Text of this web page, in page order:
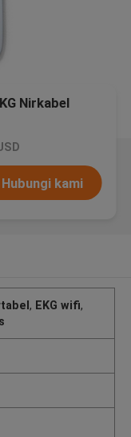
Nirkabel
Hubungi kami
, EKG wifi,